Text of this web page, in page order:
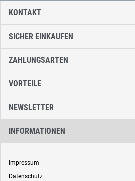
SICHER EINKAUFEN
ZAHLUNGSARTEN
VORTEILE
NEWSLETTER
INFORMATIONEN
Impressum
Datenschutz
KONTAKT